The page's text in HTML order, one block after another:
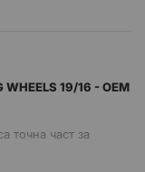
19/16 - OEM
точна част за